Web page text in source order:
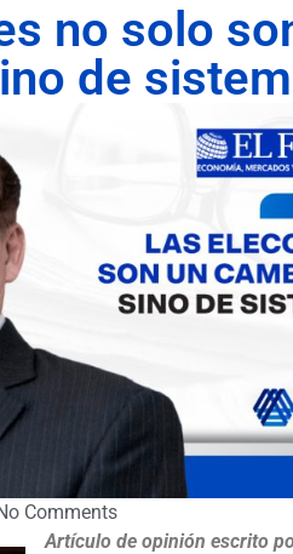
no solo
de
Comments
Artículo de opinión escrito